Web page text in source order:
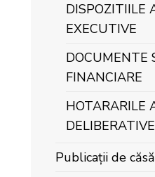
DISPOZITIILE
EXECUTIVE
DOCUMENTE
FINANCIARE
HOTARARILE
DELIBERATIVE
Publicații de